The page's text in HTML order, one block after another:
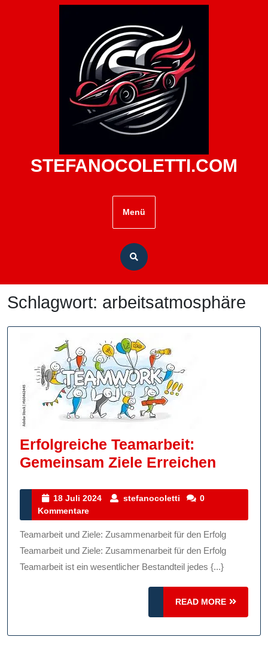
STEFANOCOLETTI.COM
Menü
Schlagwort: arbeitsatmosphäre
Erfolgreiche Teamarbeit:
Gemeinsam Ziele Erreichen
Ziele
18 Juli 2024
18
2024
stefanocoletti stefanocoletti
0
Kommentare
Teamarbeit und Ziele: Zusammenarbeit für den Erfolg
Teamarbeit und Ziele: Zusammenarbeit für den Erfolg
Teamarbeit ist ein wesentlicher Bestandteil jedes {...}
READ MORE
READ
MORE